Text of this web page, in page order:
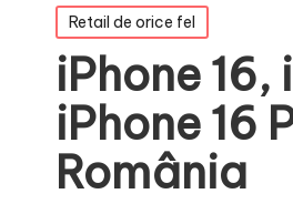
Posted
in
Retail de orice fel
iPhone 16,
iPhone 16
România